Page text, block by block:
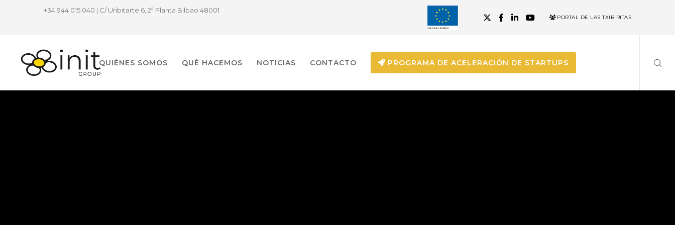
+34 944 015 040 | C/ Uribitarte 6, 2ª Planta Bilbao 48001
PORTAL DE LAS TXIBIRITAS
QUIÉNES SOMOS QUÉ HACEMOS NOTICIAS CONTACTO PROGRAMA DE ACELERACIÓN DE STARTUPS